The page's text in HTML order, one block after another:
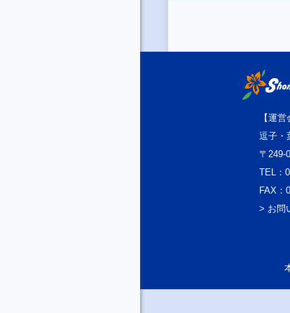
【運営
逗子・
〒249-
TEL：
FAX：
> お問